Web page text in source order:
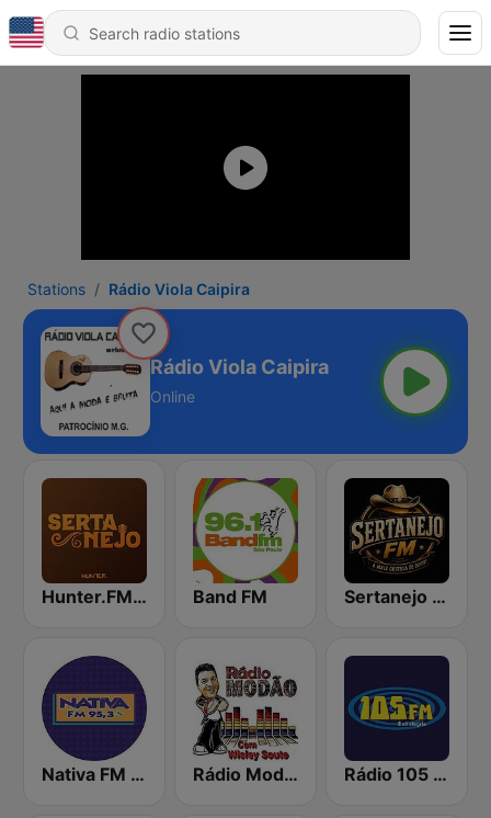
Stations Rádio Viola Caipira
Rádio Viola Caipira
Online
Hunter.FM - Sertanejo Band FM Sertanejo FM
Nativa FM - São Paulo Rádio Modão Rádio 105 FM